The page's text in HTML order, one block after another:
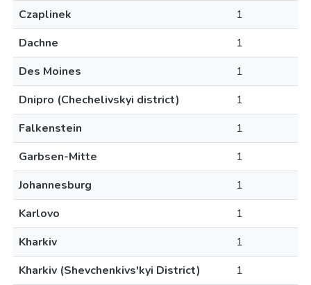
Czaplinek
1
Dachne
1
Des Moines
1
Dnipro (Chechelivskyi district)
1
Falkenstein
1
Garbsen-Mitte
1
Johannesburg
1
Karlovo
1
Kharkiv
1
Kharkiv (Shevchenkivs'kyi District)
1